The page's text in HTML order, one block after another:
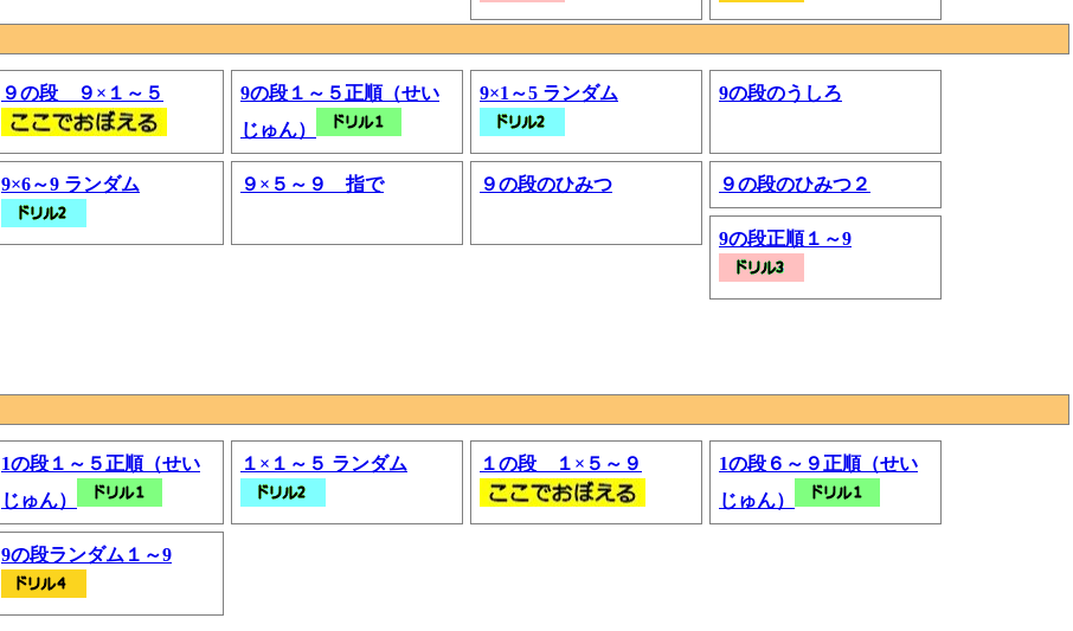
９の段 ９×１～５
9の段１～５正順（せい
じゅん）
9×1～5 ランダム 9の段のうしろ
9×6～9 ランダム ９×５～９ 指で ９の段のひみつ ９の段のひみつ２
9の段正順１～9
1の段１～５正順（せい
じゅん）
１×１～５ ランダム １の段 １×５～９
1の段６～９正順（せい
じゅん）
9の段ランダム１～9